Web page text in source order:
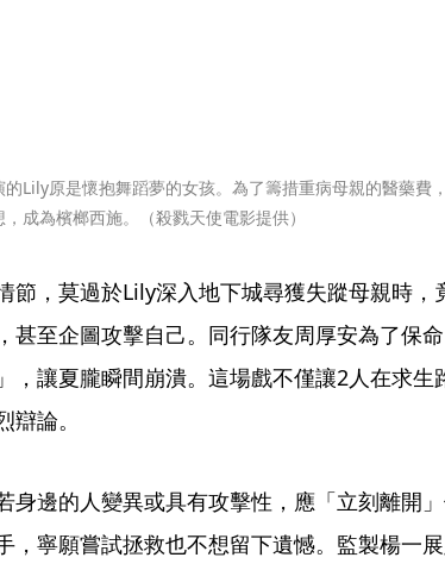
的Lily原是懷抱舞蹈夢的女孩。為了籌措重病母親的醫藥費
，成為檳榔西施。（殺戮天使電影提供）
節，莫過於Lily深入地下城尋獲失蹤母親時，
甚至企圖攻擊自己。同行隊友周厚安為了保
，讓夏朧瞬間崩潰。這場戲不僅讓2人在求生
論。
身邊的人變異或具有攻擊性，應「立刻離開
，寧願嘗試拯救也不想留下遺憾。監製楊一